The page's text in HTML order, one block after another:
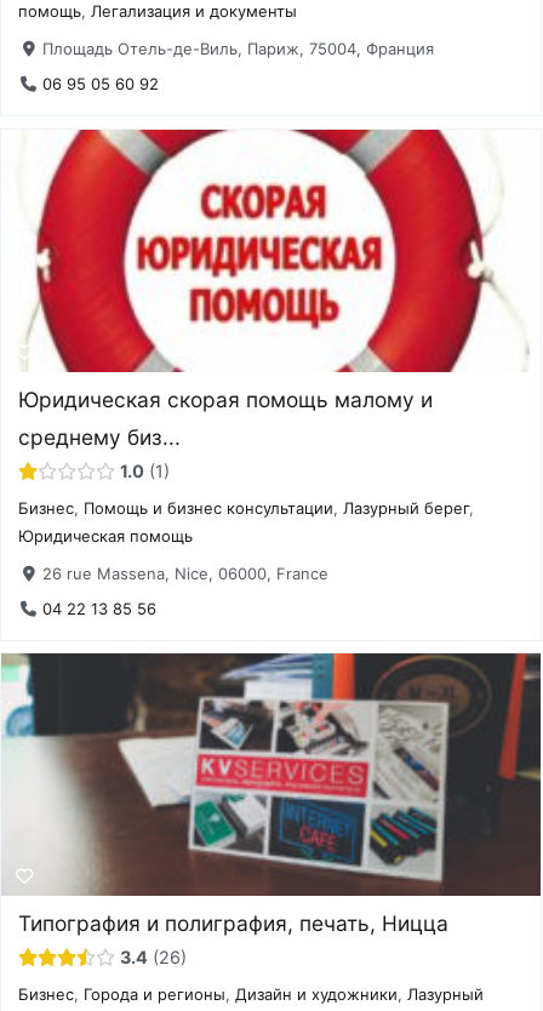
помощь,Легализация и документы
Площадь Отель-де-Виль, Париж, 75004, Франция
06 95 05 60 92
Юридическая скорая помощь малому и
среднему биз...
1.0 1
Бизнес, Помощь и бизнес консультации, Лазурный берег,
Юридическая помощь
26 rue Massena, Nice, 06000, France
04 22 13 85 56
Типография и полиграфия, печать, Ницца
3.4 26
Бизнес, Города и регионы,Дизайн и художники,Лазурный